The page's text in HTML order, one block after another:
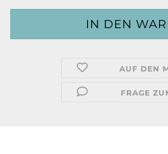
AUF DEN
FRAGE